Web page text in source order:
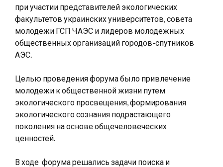
при участии представителей экологических
факультетов украинских университетов, совета
молодежи ГСП ЧАЭС и лидеров молодежных
общественных организаций городов-спутников
АЭС.
Целью проведения форума было привлечение
молодежи к общественной жизни путем
экологического просвещения, формирования
экологического сознания подрастающего
поколения на основе общечеловеческих
ценностей.
В ходе форума решались задачи поиска и